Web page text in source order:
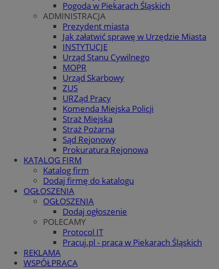
Pogoda w Piekarach Śląskich
ADMINISTRACJA
Prezydent miasta
Jak załatwić sprawę w Urzędzie Miasta
INSTYTUCJE
Urząd Stanu Cywilnego
MOPR
Urząd Skarbowy
ZUS
URZąd Pracy
Komenda Miejska Policji
Straż Miejska
Straż Pożarna
Sąd Rejonowy
Prokuratura Rejonowa
KATALOG FIRM
Katalog firm
Dodaj firmę do katalogu
OGŁOSZENIA
OGŁOSZENIA
Dodaj ogłoszenie
POLECAMY
Protocol IT
Pracuj.pl - praca w Piekarach Śląskich
REKLAMA
WSPÓŁPRACA